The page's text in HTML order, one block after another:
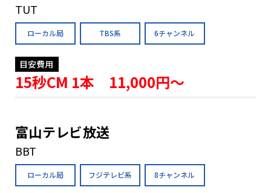
TUT
ローカル局 TBS系 6チャンネル
目安費用
15秒CM 1本 11,000円〜
富山テレビ放送
BBT
ローカル局 フジテレビ系 8チャンネル